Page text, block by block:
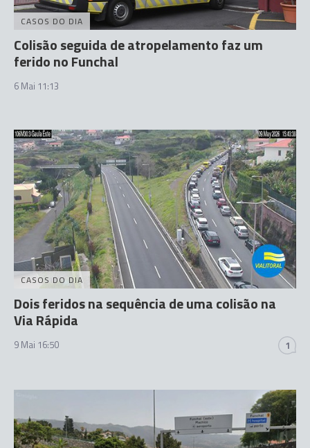
CASOS DO DIA
Colisão seguida de atropelamento faz um
ferido no Funchal
6 Mai 11:13
CASOS DO DIA
Dois feridos na sequência de uma colisão na
Via Rápida
9 Mai 16:50 1